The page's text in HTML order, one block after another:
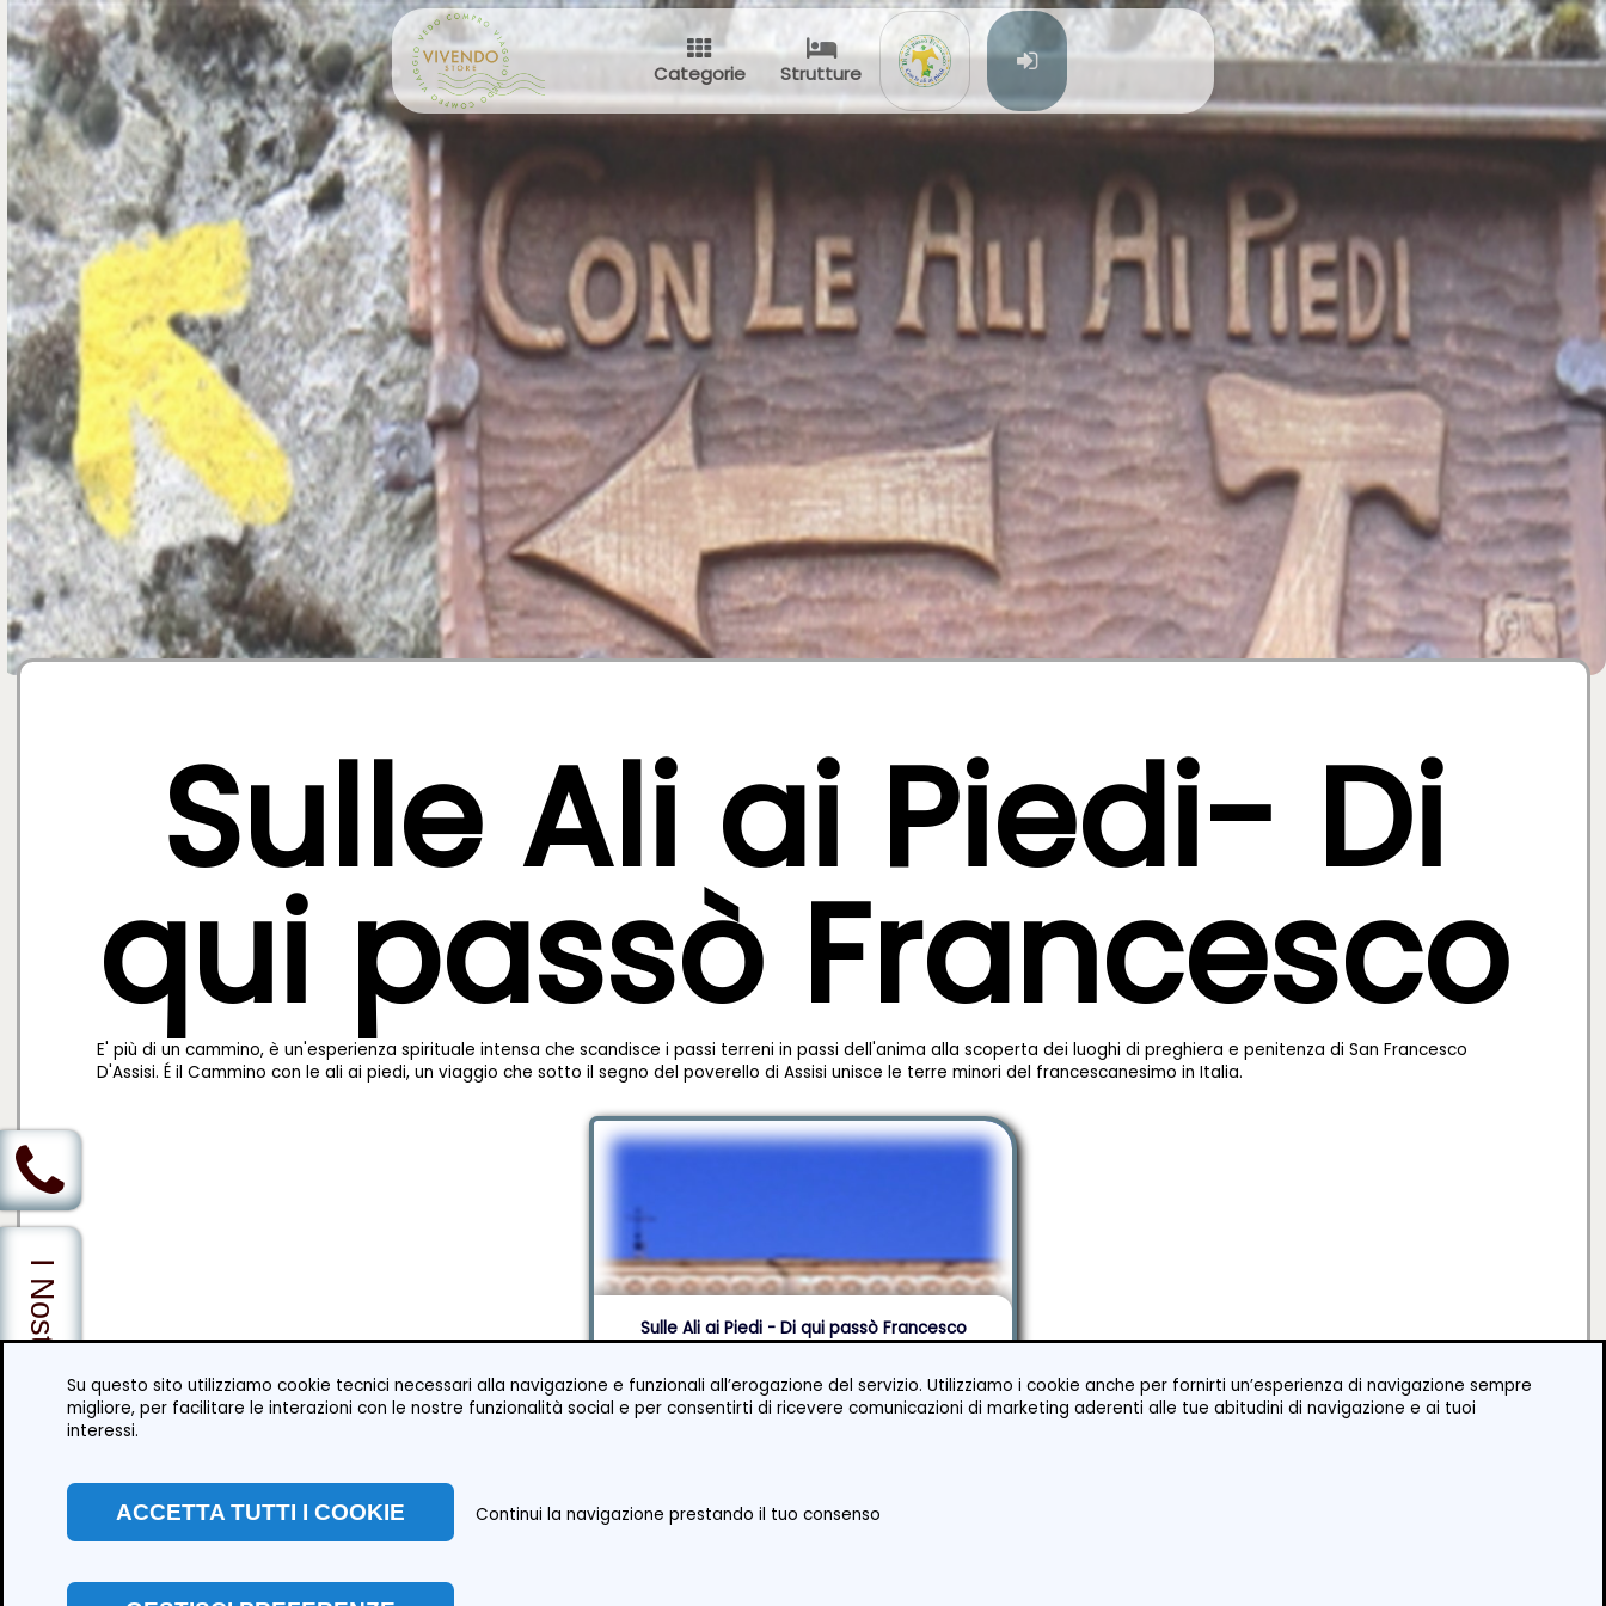
Categorie Strutture
I Nostri Servizi
Sulle Ali ai Piedi- Di
qui passò Francesco
E' più di un cammino, è un'esperienza spirituale intensa che scandisce i passi terreni in passi dell'anima alla scoperta dei luoghi di preghiera e penitenza di San Francesco
D'Assisi. É il Cammino con le ali ai piedi, un viaggio che sotto il segno del poverello di Assisi unisce le terre minori del francescanesimo in Italia.
Sulle Ali ai Piedi - Di qui passò Francesco
Su questo sito utilizziamo cookie tecnici necessari alla navigazione e funzionali all’erogazione del servizio. Utilizziamo i cookie anche per fornirti un’esperienza di navigazione sempre
migliore, per facilitare le interazioni con le nostre funzionalità social e per consentirti di ricevere comunicazioni di marketing aderenti alle tue abitudini di navigazione e ai tuoi
interessi.
ACCETTA TUTTI I COOKIE Continui la navigazione prestando il tuo consenso